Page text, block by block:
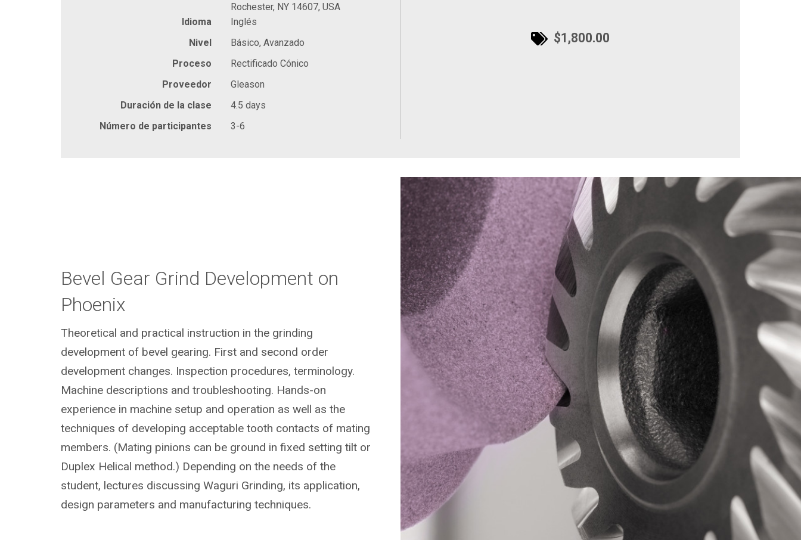
Rochester, NY 14607, USA
Idioma
Inglés
Nivel
Básico, Avanzado
Proceso
Rectificado Cónico
Proveedor
Gleason
Duración de la clase
4.5 days
Número de participantes
3-6
$1,800.00
Bevel Gear Grind Development on
Phoenix
Theoretical and practical instruction in the grinding
development of bevel gearing. First and second order
development changes. Inspection procedures, terminology.
Machine descriptions and troubleshooting. Hands-on
experience in machine setup and operation as well as the
techniques of developing acceptable tooth contacts of mating
members. (Mating pinions can be ground in fixed setting tilt or
Duplex Helical method.) Depending on the needs of the
student, lectures discussing Waguri Grinding, its application,
design parameters and manufacturing techniques.